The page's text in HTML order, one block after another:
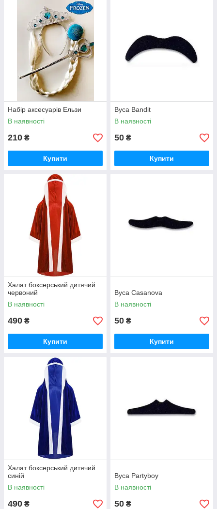
Набір аксесуарів Ельзи
В наявності
210 ₴
Купити
Вуса Bandit
В наявності
50 ₴
Купити
Халат боксерський дитячий
червоний
В наявності
490 ₴
Купити
Вуса Casanova
В наявності
50 ₴
Купити
Халат боксерський дитячий
синій
В наявності
490 ₴
Вуса Partyboy
В наявності
50 ₴